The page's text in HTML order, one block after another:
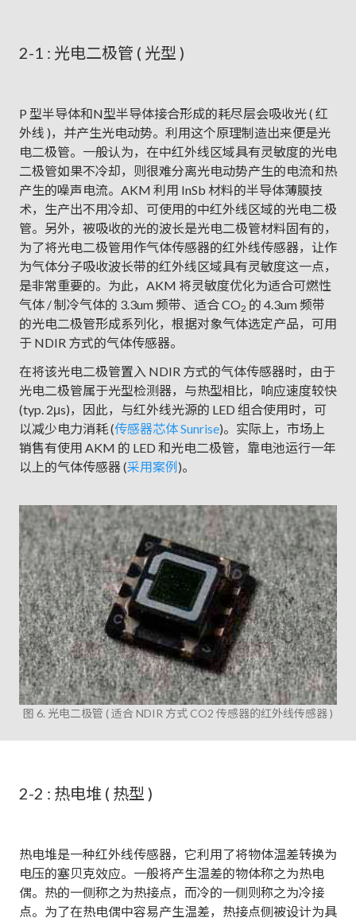
2-1 : 光电二极管 ( 光型 )
P 型半导体和N型半导体接合形成的耗尽层会吸收光 ( 红
外线 )，并产生光电动势。利用这个原理制造出来便是光
电二极管。一般认为，在中红外线区域具有灵敏度的光电
二极管如果不冷却，则很难分离光电动势产生的电流和热
产生的噪声电流。AKM 利用 InSb 材料的半导体薄膜技
术，生产出不用冷却、可使用的中红外线区域的光电二极
管。另外，被吸收的光的波长是光电二极管材料固有的，
为了将光电二极管用作气体传感器的红外线传感器，让作
为气体分子吸收波长带的红外线区域具有灵敏度这一点，
是非常重要的。为此，AKM 将灵敏度优化为适合可燃性
气体 / 制冷气体的 3.3um 频带、适合 CO2 的 4.3um 频带
的光电二极管形成系列化，根据对象气体选定产品，可用
于 NDIR 方式的气体传感器。
在将该光电二极管置入 NDIR 方式的气体传感器时，由于
光电二极管属于光型检测器，与热型相比，响应速度较快
(typ. 2μs)，因此，与红外线光源的 LED 组合使用时，可
以减少电力消耗 (传感器芯体 Sunrise)。实际上，市场上
销售有使用 AKM 的 LED 和光电二极管，靠电池运行一年
以上的气体传感器 (采用案例)。
图 6. 光电二极管 ( 适合 NDIR 方式 CO2 传感器的红外线传感器 )
2-2 : 热电堆 ( 热型 )
热电堆是一种红外线传感器，它利用了将物体温差转换为
电压的塞贝克效应。一般将产生温差的物体称之为热电
偶。热的一侧称之为热接点，而冷的一侧则称之为冷接
点。为了在热电偶中容易产生温差，热接点侧被设计为具